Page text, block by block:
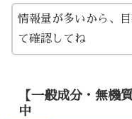
情報量が多いから、
て確認してね
【一般成分・無機
中